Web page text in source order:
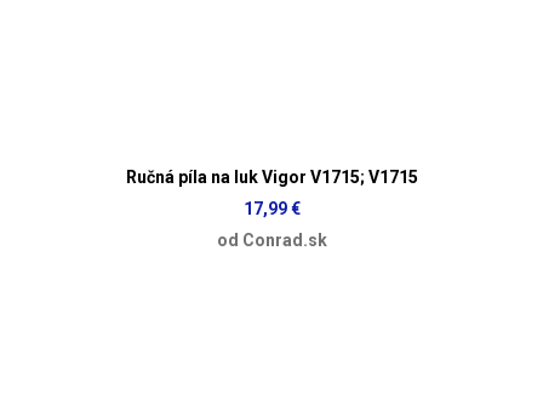
Ručná píla na luk Vigor V1715; V1715
17,99 €
od Conrad.sk